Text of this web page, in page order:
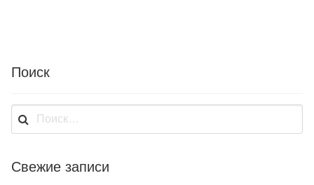
Поиск
Найти:
Свежие записи